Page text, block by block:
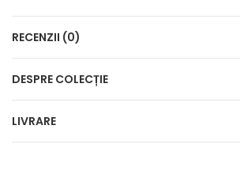
RECENZII (0)
DESPRE COLECȚIE
LIVRARE